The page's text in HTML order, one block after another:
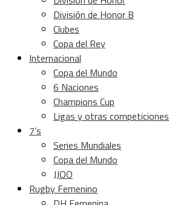
División de Honor B
Clubes
Copa del Rey
Internacional
Copa del Mundo
6 Naciones
Champions Cup
Ligas y otras competiciones
7’s
Series Mundiales
Copa del Mundo
JJOO
Rugby Femenino